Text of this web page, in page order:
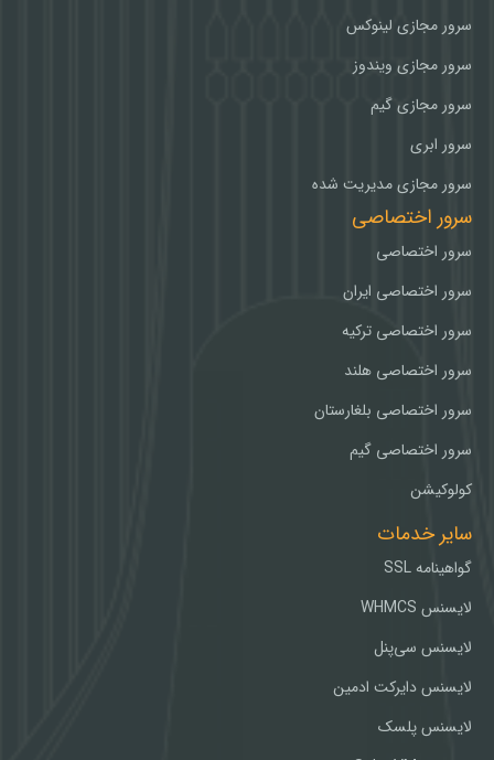
سرور مجازی لینوکس
سرور مجازی ویندوز
سرور مجازی گیم
سرور ابری
سرور مجازی مدیریت شده
سرور اختصاصی
سرور اختصاصی
سرور اختصاصی ایران
سرور اختصاصی ترکیه
سرور اختصاصی هلند
سرور اختصاصی بلغارستان
سرور اختصاصی گیم
کولوکیشن
سایر خدمات
گواهینامه SSL
لایسنس WHMCS
لایسنس سی‌پنل
لایسنس دایرکت ادمین
لایسنس پلسک